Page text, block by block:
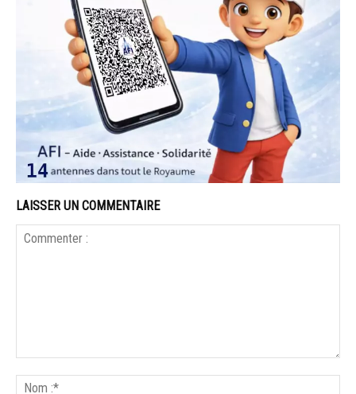
LAISSER UN COMMENTAIRE